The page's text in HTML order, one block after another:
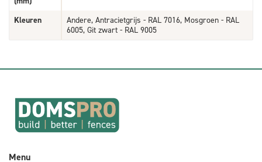
Kleuren
Andere, Antracietgrijs - RAL 7016, Mosgroen - RAL
6005, Git zwart - RAL 9005
Menu